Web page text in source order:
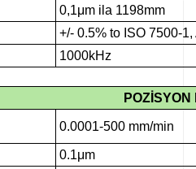
0,1μm ila 1198mm
+/- 0.5% to ISO 7500-
1000kHz
0.0001-500 mm/min
0.1μm